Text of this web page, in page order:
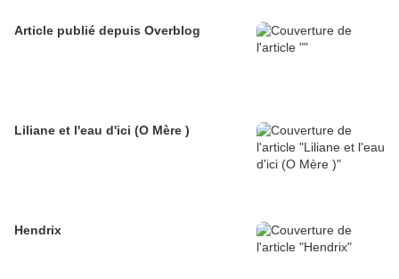
Article publié depuis Overblog
Liliane et l'eau d'ici (O Mère )
Hendrix